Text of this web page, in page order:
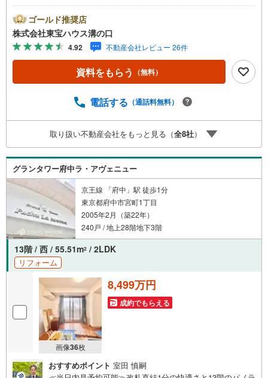
い！●10:00～21:00はお電話でのお問い合わせがスムーズで
す。【Yahoo！ 不動産キャンペーン対象店舗】当店で物件
を成約するとPayPayポイントがもらえる「Yahoo！不動産
物件ご成約キャンペーン」の対象になります。「資料をも
らう」「見学予約をする」ボタンからお問い合わせくださ
い。※必ずYahoo！ JAPAN IDでログインしてください。※P
客様からのお言葉に感謝してこれからも楽しく素敵なお家
か？何も決まっていなくて大丈夫！まずはお客様の夢をお
聞かせ下さい！未来の「不安」を「安心」に変える「未来
カレンダー」もご来店時に好評です。スタッフ一同いつで
もお客様のお問合せをお待ちしております。
ゴールド推奨店
株式会社東宝ハウス溝の口
4.92 不動産会社レビュー 26件
資料をもらう （無料）
電話する （通話料無料）
取り扱い不動産会社をもっと見る（全8社）
グランタワー府中ラ・アヴェニュー
京王線 「府中」駅 徒歩1分
東京都府中市宮町1丁目
2005年2月（築22年）
240戸 / 地上28階地下3階
13階 / 西 / 55.51m2 / 2LDK
リフォーム
画像36枚
8,499万円
成約でもらえる
おすすめポイント 室田 慎嗣